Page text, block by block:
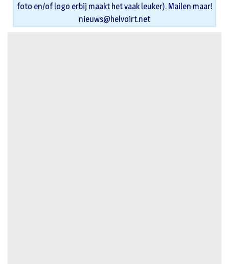
foto en/of logo erbij maakt het vaak leuker). Mailen maar!
nieuws@helvoirt.net